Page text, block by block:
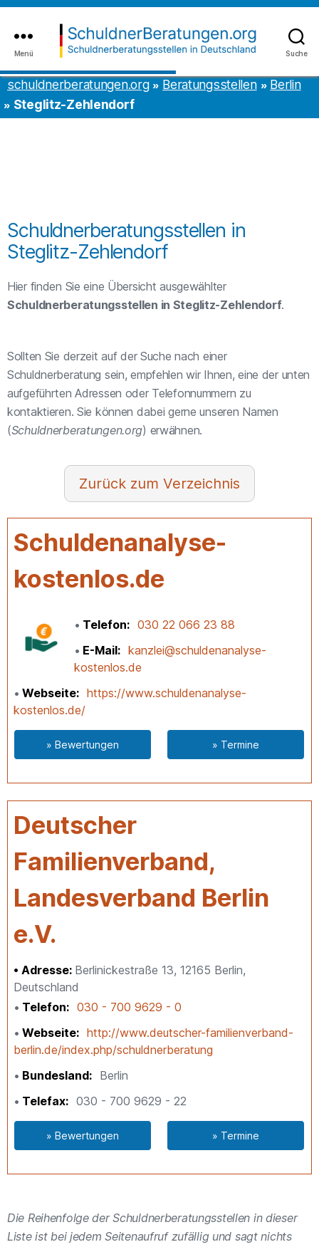
Inhalt
springen
to
the
content
Suche
schuldnerberatungen.org
Menü
schuldnerberatungen.org Beratungsstellen
Berlin
Steglitz-Zehlendorf
Schuldnerberatungsstellen in
Steglitz-Zehlendorf
Hier finden Sie eine Übersicht ausgewählter
Schuldnerberatungsstellen in Steglitz-Zehlendorf.
Sollten Sie derzeit auf der Suche nach einer
Schuldnerberatung sein, empfehlen wir Ihnen, eine der unten
aufgeführten Adressen oder Telefonnummern zu
kontaktieren. Sie können dabei gerne unseren Namen
(Schuldnerberatungen.org) erwähnen.
Verzeichnis
Schuldenanalyse-
kostenlos.de
Telefon
030 22 066 23 88
E-Mail
kanzlei@schuldenanalyse-
kostenlos.de
Webseite
https://www.schuldenanalyse-
kostenlos.de/
» Bewertungen » Termine
Deutscher
Familienverband,
Landesverband Berlin
e.V.
Adresse: Berlinickestraße 13, 12165 Berlin,
Deutschland
Telefon
030 - 700 9629 - 0
Webseite
http://www.deutscher-familienverband-
berlin.de/index.php/schuldnerberatung
Bundesland
Berlin
Telefax
030 - 700 9629 - 22
» Bewertungen » Termine
Die Reihenfolge der Schuldnerberatungsstellen in dieser
Liste ist bei jedem Seitenaufruf zufällig und sagt nichts